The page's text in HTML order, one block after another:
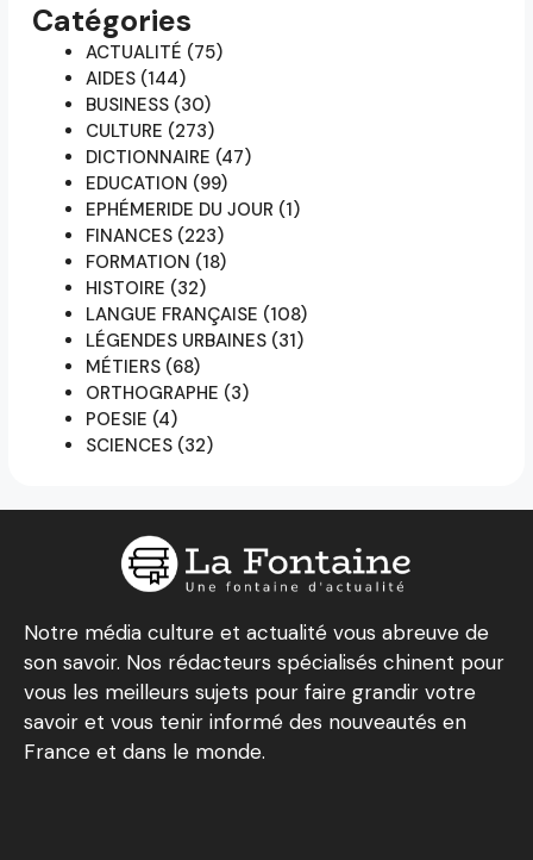
Catégories
ACTUALITÉ (75)
AIDES (144)
BUSINESS (30)
CULTURE (273)
DICTIONNAIRE (47)
EDUCATION (99)
EPHÉMERIDE DU JOUR (1)
FINANCES (223)
FORMATION (18)
HISTOIRE (32)
LANGUE FRANÇAISE (108)
LÉGENDES URBAINES (31)
MÉTIERS (68)
ORTHOGRAPHE (3)
POESIE (4)
SCIENCES (32)
Notre média culture et actualité vous abreuve de
son savoir. Nos rédacteurs spécialisés chinent pour
vous les meilleurs sujets pour faire grandir votre
savoir et vous tenir informé des nouveautés en
France et dans le monde.